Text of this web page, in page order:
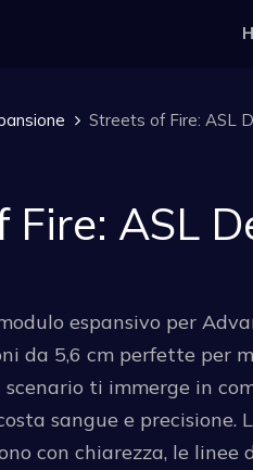
Streets of Fire: ASL
Fire: ASL
espansivo per
da 5,6 cm perfette per
scenario ti immerge in
sangue e precisione.
con chiarezza, le